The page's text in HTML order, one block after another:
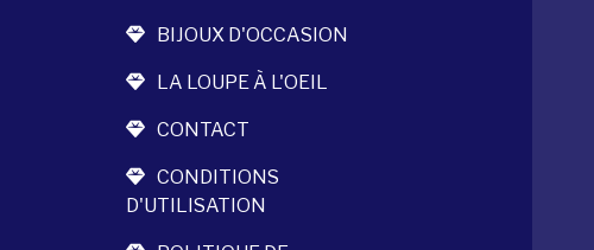
BIJOUX D'OCCASION
LA LOUPE À L'OEIL
CONTACT
CONDITIONS
D'UTILISATION